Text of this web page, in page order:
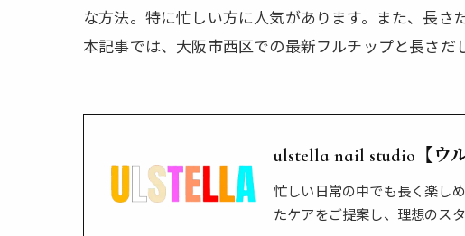
な方法。特に忙しい方に人気があります。また、長さ
本記事では、大阪市西区での最新フルチップと長さだ
ulstella nail studio【ウ
忙しい日常の中でも長く楽し
たケアをご提案し、理想のス